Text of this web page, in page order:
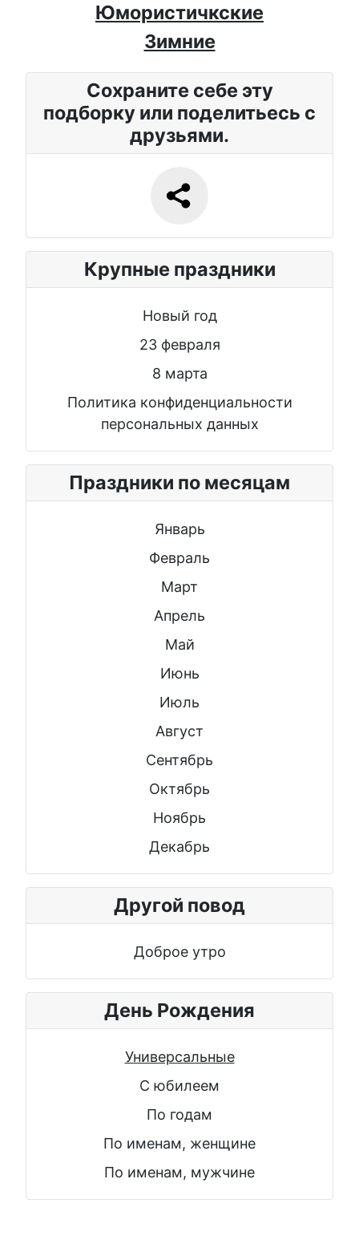
Юмористичкские
Зимние
Сохраните себе эту
подборку или поделитьесь с
друзьями.
Крупные праздники
Новый год
23 февраля
8 марта
Политика конфиденциальности
персональных данных
Праздники по месяцам
Январь
Февраль
Март
Апрель
Май
Июнь
Июль
Август
Сентябрь
Октябрь
Ноябрь
Декабрь
Другой повод
Доброе утро
День Рождения
Универсальные
С юбилеем
По годам
По именам, женщине
По именам, мужчине